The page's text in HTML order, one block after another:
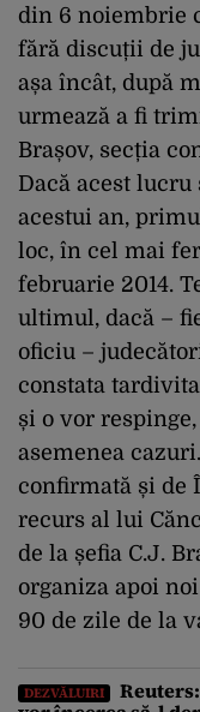
din 6 noiembrie
fără discuții de
așa încât, după
urmează a fi
Brașov, secția
Dacă acest
acestui an,
loc, în cel mai
februarie 2014.
ultimul, dacă –
oficiu –
constata
și o vor
asemenea
confirmată și de
recurs al lui
de la șefia C.J.
organiza apoi
90 de zile de la
DEZVĂLUIRI